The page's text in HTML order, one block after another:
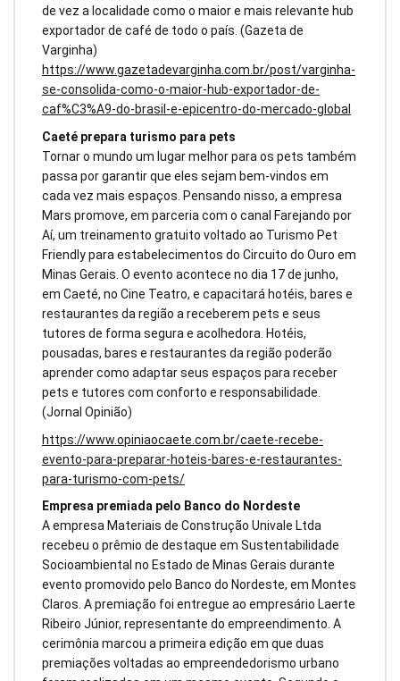
de vez a localidade como o maior e mais relevante hub
exportador de café de todo o país. (Gazeta de
Varginha)
https://www.gazetadevarginha.com.br/post/varginha-
se-consolida-como-o-maior-hub-exportador-de-
caf%C3%A9-do-brasil-e-epicentro-do-mercado-global
Caeté prepara turismo para pets
Tornar o mundo um lugar melhor para os pets também
passa por garantir que eles sejam bem-vindos em
cada vez mais espaços. Pensando nisso, a empresa
Mars promove, em parceria com o canal Farejando por
Aí, um treinamento gratuito voltado ao Turismo Pet
Friendly para estabelecimentos do Circuito do Ouro em
Minas Gerais. O evento acontece no dia 17 de junho,
em Caeté, no Cine Teatro, e capacitará hotéis, bares e
restaurantes da região a receberem pets e seus
tutores de forma segura e acolhedora. Hotéis,
pousadas, bares e restaurantes da região poderão
aprender como adaptar seus espaços para receber
pets e tutores com conforto e responsabilidade.
(Jornal Opinião)
https://www.opiniaocaete.com.br/caete-recebe-
evento-para-preparar-hoteis-bares-e-restaurantes-
para-turismo-com-pets/
Empresa premiada pelo Banco do Nordeste
A empresa Materiais de Construção Univale Ltda
recebeu o prêmio de destaque em Sustentabilidade
Socioambiental no Estado de Minas Gerais durante
evento promovido pelo Banco do Nordeste, em Montes
Claros. A premiação foi entregue ao empresário Laerte
Ribeiro Júnior, representante do empreendimento. A
cerimônia marcou a primeira edição em que duas
premiações voltadas ao empreendedorismo urbano